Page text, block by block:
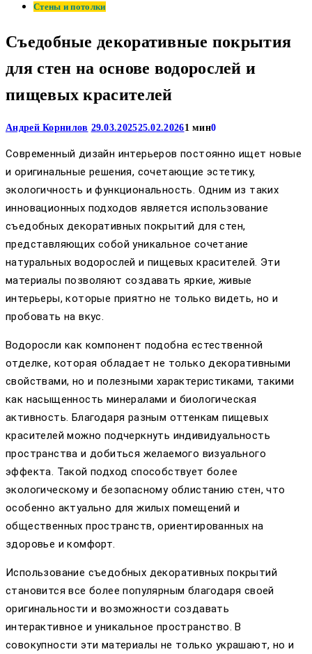
Стены и потолки
Съедобные декоративные покрытия
для стен на основе водорослей и
пищевых красителей
Андрей Корнилов 29.03.202525.02.20261 мин0
Современный дизайн интерьеров постоянно ищет новые
и оригинальные решения, сочетающие эстетику,
экологичность и функциональность. Одним из таких
инновационных подходов является использование
съедобных декоративных покрытий для стен,
представляющих собой уникальное сочетание
натуральных водорослей и пищевых красителей. Эти
материалы позволяют создавать яркие, живые
интерьеры, которые приятно не только видеть, но и
пробовать на вкус.
Водоросли как компонент подобна естественной
отделке, которая обладает не только декоративными
свойствами, но и полезными характеристиками, такими
как насыщенность минералами и биологическая
активность. Благодаря разным оттенкам пищевых
красителей можно подчеркнуть индивидуальность
пространства и добиться желаемого визуального
эффекта. Такой подход способствует более
экологическому и безопасному облистанию стен, что
особенно актуально для жилых помещений и
общественных пространств, ориентированных на
здоровье и комфорт.
Использование съедобных декоративных покрытий
становится все более популярным благодаря своей
оригинальности и возможности создавать
интерактивное и уникальное пространство. В
совокупности эти материалы не только украшают, но и